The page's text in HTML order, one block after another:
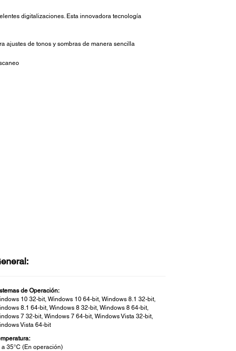
digitalizaciones. Esta innovadora tecnología
ajustes de tonos y sombras de manera sencilla
de Operación:
10 32-bit, Windows 10 64-bit, Windows 8.1 32-bit,
8.1 64-bit, Windows 8 32-bit, Windows 8 64-bit,
7 32-bit, Windows 7 64-bit, Windows Vista 32-bit,
Vista 64-bit
a 35°C (En operación)